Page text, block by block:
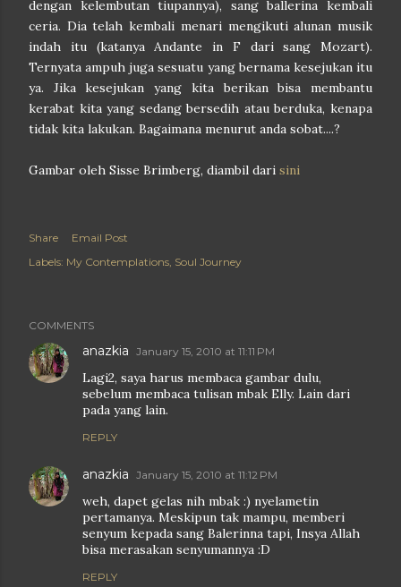
dengan kelembutan tiupannya), sang ballerina kembali
ceria. Dia telah kembali menari mengikuti alunan musik
indah itu (katanya Andante in F dari sang Mozart).
Ternyata ampuh juga sesuatu yang bernama kesejukan itu
ya. Jika kesejukan yang kita berikan bisa membantu
kerabat kita yang sedang bersedih atau berduka, kenapa
tidak kita lakukan. Bagaimana menurut anda sobat....?
Gambar oleh Sisse Brimberg, diambil dari sini
Share
Email Post
Labels: My Contemplations Soul Journey
COMMENTS
anazkia January 15, 2010 at 11:11 PM
Lagi2, saya harus membaca gambar dulu,
sebelum membaca tulisan mbak Elly. Lain dari
pada yang lain.
REPLY
anazkia January 15, 2010 at 11:12 PM
weh, dapet gelas nih mbak :) nyelametin
pertamanya. Meskipun tak mampu, memberi
senyum kepada sang Balerinna tapi, Insya Allah
bisa merasakan senyumannya :D
REPLY